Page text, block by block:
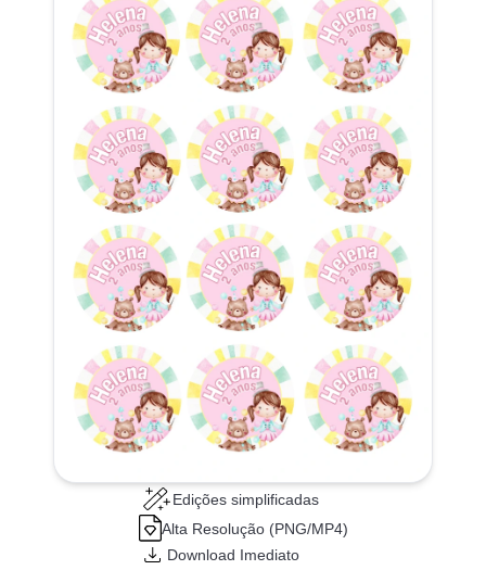
Edições simplificadas
Alta Resolução (PNG/MP4)
Download Imediato